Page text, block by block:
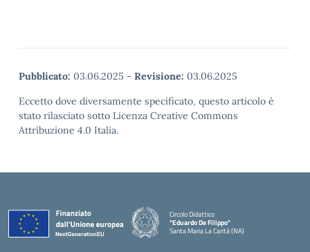
Pubblicato: 03.06.2025 - Revisione: 03.06.2025
Eccetto dove diversamente specificato, questo articolo è
stato rilasciato sotto Licenza Creative Commons
Attribuzione 4.0 Italia.
Circolo Didattico
"Eduardo De Filippo"
Santa Maria La Carità (NA)